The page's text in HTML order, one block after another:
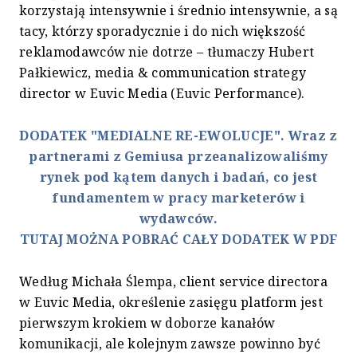
korzystają intensywnie i średnio intensywnie, a są
tacy, którzy sporadycznie i do nich większość
reklamodawców nie dotrze – tłumaczy Hubert
Pałkiewicz, media & communication strategy
director w Euvic Media (Euvic Performance).
DODATEK "MEDIALNE RE-EWOLUCJE". Wraz z
partnerami z Gemiusa przeanalizowaliśmy
rynek pod kątem danych i badań, co jest
fundamentem w pracy marketerów i
wydawców.
TUTAJ MOŻNA POBRAĆ CAŁY DODATEK W PDF
Według Michała Ślempa, client service directora
w Euvic Media, określenie zasięgu platform jest
pierwszym krokiem w doborze kanałów
komunikacji, ale kolejnym zawsze powinno być